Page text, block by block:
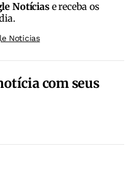
Notíciase receba os
Noticias
com seus